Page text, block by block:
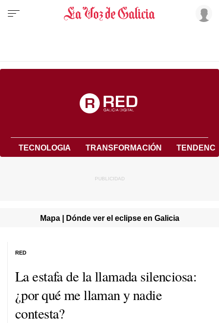
TECNOLOGIA TRANSFORMACIÓN
Mapa | Dónde ver el eclipse en Galicia
La estafa de la llamada silenciosa:
¿por qué me llaman y nadie
contesta?
RED